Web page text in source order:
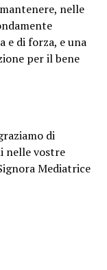
nelle
e di forza, e una
per il bene
di
nelle vostre
Mediatrice